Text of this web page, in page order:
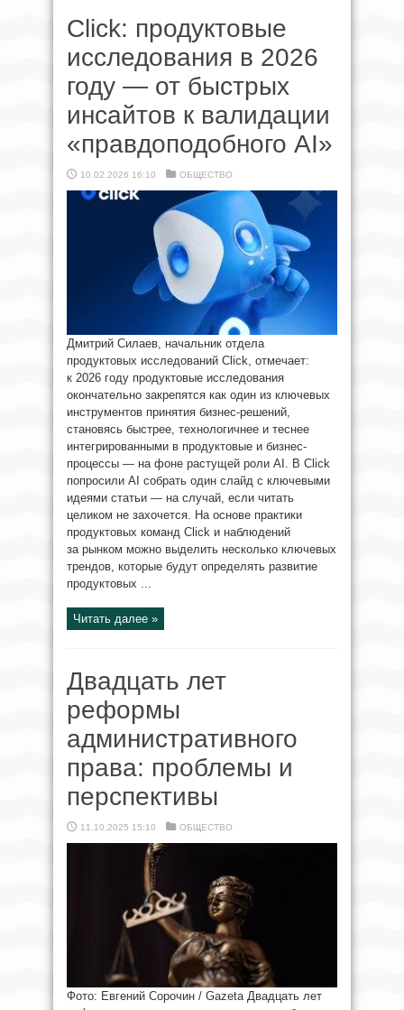
Click: продуктовые
исследования в 2026
году — от быстрых
инсайтов к валидации
«правдоподобного AI»
10.02.2026 16:10 ОБЩЕСТВО
Дмитрий Силаев, начальник отдела
продуктовых исследований Click, отмечает:
к 2026 году продуктовые исследования
окончательно закрепятся как один из ключевых
инструментов принятия бизнес-решений,
становясь быстрее, технологичнее и теснее
интегрированными в продуктовые и бизнес-
процессы — на фоне растущей роли AI. В Click
попросили AI собрать один слайд с ключевыми
идеями статьи — на случай, если читать
целиком не захочется. На основе практики
продуктовых команд Click и наблюдений
за рынком можно выделить несколько ключевых
трендов, которые будут определять развитие
продуктовых ...
Читать далее »
Двадцать лет
реформы
административного
права: проблемы и
перспективы
11.10.2025 15:10 ОБЩЕСТВО
Фото: Евгений Сорочин / Gazeta Двадцать лет